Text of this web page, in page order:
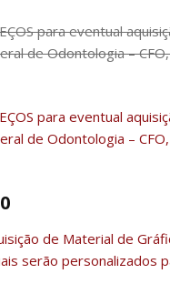
para eventual
de Odontologia –
para eventual
de Odontologia –
de Material de
serão personalizados